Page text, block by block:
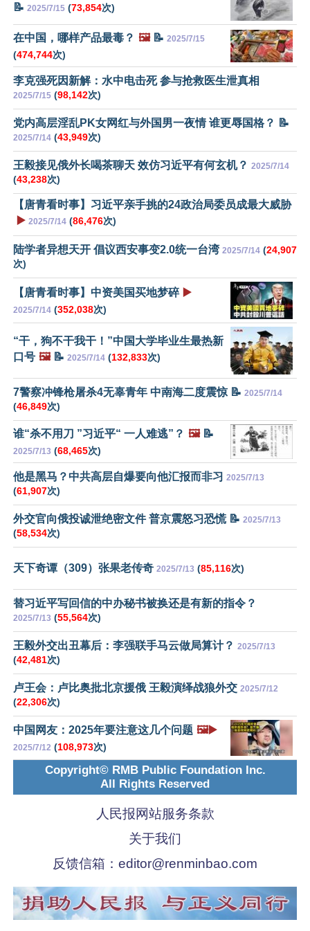
📝 2025/7/15 (73,854次)
在中国，哪样产品最毒？ 🖼️📝 2025/7/15
(474,744次)
李克强死因新解：水中电击死 参与抢救医生泄真相
2025/7/15 (98,142次)
党内高层淫乱PK女网红与外国男一夜情 谁更辱国格？ 📝
2025/7/14 (43,949次)
王毅接见俄外长喝茶聊天 效仿习近平有何玄机？ 2025/7/14
(43,238次)
【唐青看时事】习近平亲手挑的24政治局委员成最大威胁
▶️ 2025/7/14 (86,476次)
陆学者异想天开 倡议西安事变2.0统一台湾 2025/7/14 (24,907
次)
【唐青看时事】中资美国买地梦碎 ▶️
2025/7/14 (352,038次)
“干，狗不干我干！”中国大学毕业生最热新
口号 🖼️📝 2025/7/14 (132,833次)
7警察冲锋枪屠杀4无辜青年 中南海二度震惊 📝 2025/7/14
(46,849次)
谁“杀不用刀 ”习近平“ 一人难逃”？ 🖼️📝
2025/7/13 (68,465次)
他是黑马？中共高层自爆要向他汇报而非习 2025/7/13
(61,907次)
外交官向俄投诚泄绝密文件 普京震怒习恐慌 📝 2025/7/13
(58,534次)
天下奇谭（309）张果老传奇 2025/7/13 (85,116次)
替习近平写回信的中办秘书被换还是有新的指令？
2025/7/13 (55,564次)
王毅外交出丑幕后：李强联手马云做局算计？ 2025/7/13
(42,481次)
卢王会：卢比奥批北京援俄 王毅演绎战狼外交 2025/7/12
(22,306次)
中国网友：2025年要注意这几个问题 🖼️▶️
2025/7/12 (108,973次)
Copyright© RMB Public Foundation Inc.
All Rights Reserved
人民报网站服务条款
关于我们
反馈信箱： editor@renminbao.com